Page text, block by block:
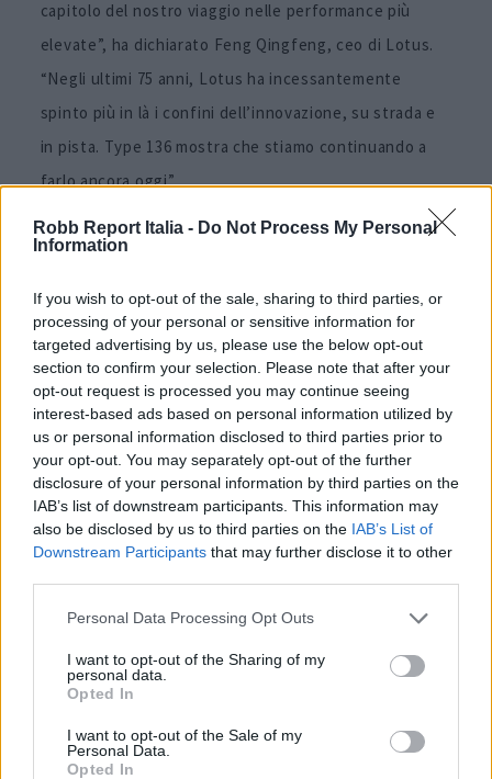
Robb Report Italia - Do Not Process My Personal
Information
If you wish to opt-out of the sale, sharing to third parties, or
processing of your personal or sensitive information for
targeted advertising by us, please use the below opt-out
section to confirm your selection. Please note that after your
opt-out request is processed you may continue seeing
interest-based ads based on personal information utilized by
us or personal information disclosed to third parties prior to
your opt-out. You may separately opt-out of the further
disclosure of your personal information by third parties on the
IAB’s list of downstream participants. This information may
also be disclosed by us to third parties on the IAB’s List of
Downstream Participants that may further disclose it to other
Personal Data Processing Opt Outs
I want to opt-out of the Sharing of my
personal data.
Opted In
I want to opt-out of the Sale of my
Personal Data.
Opted In
capitolo del nostro viaggio nelle performance più
elevate”, ha dichiarato Feng Qingfeng, ceo di Lotus.
“Negli ultimi 75 anni, Lotus ha incessantemente
spinto più in là i confini dell’innovazione, su strada e
in pista. Type 136 mostra che stiamo continuando a
farlo ancora oggi”.
Immagini courtesy Lotus
Per altri contenuti iscriviti alla newsletter di Robb
Report ISCRIVITI
Share
RELATED POSTS